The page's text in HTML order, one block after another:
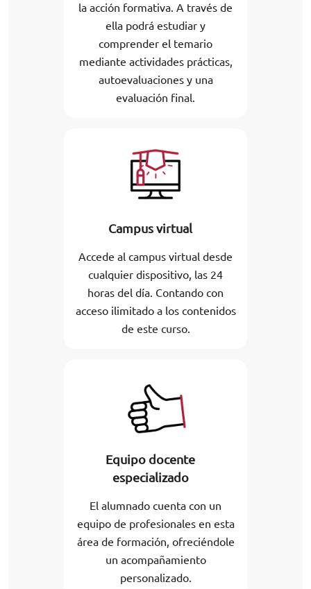
la acción formativa. A través de
ella podrá estudiar y
comprender el temario
mediante actividades prácticas,
autoevaluaciones y una
evaluación final.
Campus virtual
Accede al campus virtual desde
cualquier dispositivo, las 24
horas del día. Contando con
acceso ilimitado a los contenidos
de este curso.
Equipo docente
especializado
El alumnado cuenta con un
equipo de profesionales en esta
área de formación, ofreciéndole
un acompañamiento
personalizado.